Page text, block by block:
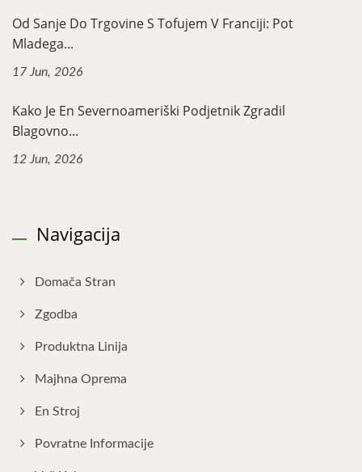
Od Sanje Do Trgovine S Tofujem V Franciji: Pot
Mladega...
17 Jun, 2026
Kako Je En Severnoameriški Podjetnik Zgradil
Blagovno...
12 Jun, 2026
Navigacija
Domača Stran
Zgodba
Produktna Linija
Majhna Oprema
En Stroj
Povratne Informacije